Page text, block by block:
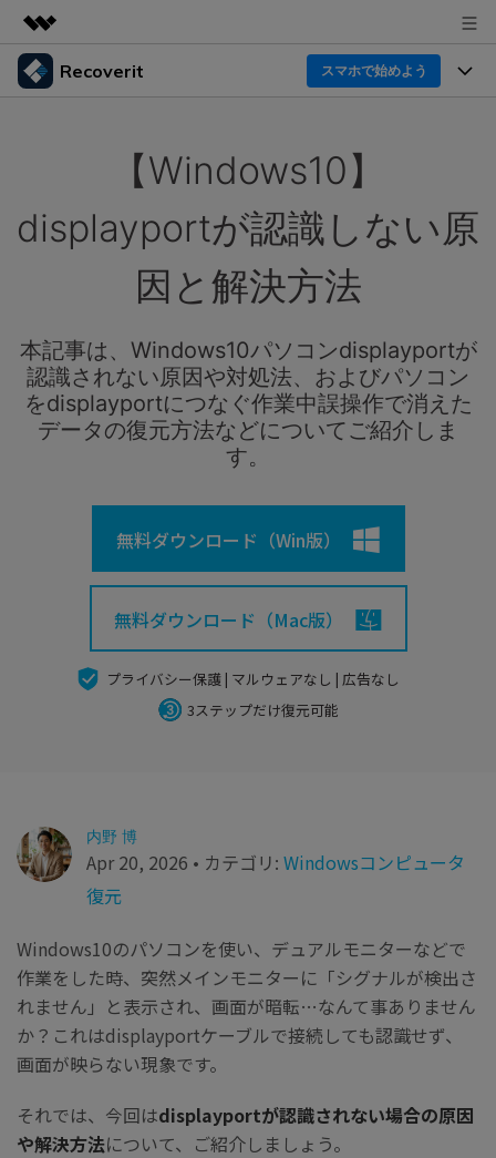
製品
プラン＆価格
Recoverit スマホで始めよう
Recoverit for Windows
Windowsデータ復元ならRecoverit！確実な復元技術と
スマホで始めよう
Recoverit for Mac
AI
Macの大切なデータを制限なく完全復元
消えたデータ/ 誤削除したデータも完全無料で復元
スマホで始めよう
UBackit - データバックアップ
ドライブから復元
削除されたメディアを復元
独自の復元ソリューション 新着
ドキュメントを復元
データ損失のシナリオ
すべての機能を確認
データ復元事例
外付けデバイス復元
パソコン復元
その他の復元
詳しくは
データ復元の専門家
カスタマーストーリー
Recoveritをよりよく活用
操作ガイド
ログイン
search
スマホで始めよう
【Windows10】
displayportが認識しない原
因と解決方法
本記事は、Windows10パソコンdisplayportが
認識されない原因や対処法、およびパソコン
をdisplayportにつなぐ作業中誤操作で消えた
データの復元方法などについてご紹介しま
す。
無料ダウンロード（Win版）
無料ダウンロード（Mac版）
プライバシー保護 | マルウェアなし | 広告なし
3ステップだけ復元可能
内野 博
Apr 20, 2026 • カテゴリ: Windowsコンピュータ
復元
Windows10のパソコンを使い、デュアルモニターなどで
作業をした時、突然メインモニターに「シグナルが検出さ
れません」と表示され、画面が暗転…なんて事ありません
か？これはdisplayportケーブルで接続しても認識せず、
画面が映らない現象です。
それでは、今回はdisplayportが認識されない場合の原因
や解決方法について、ご紹介しましょう。